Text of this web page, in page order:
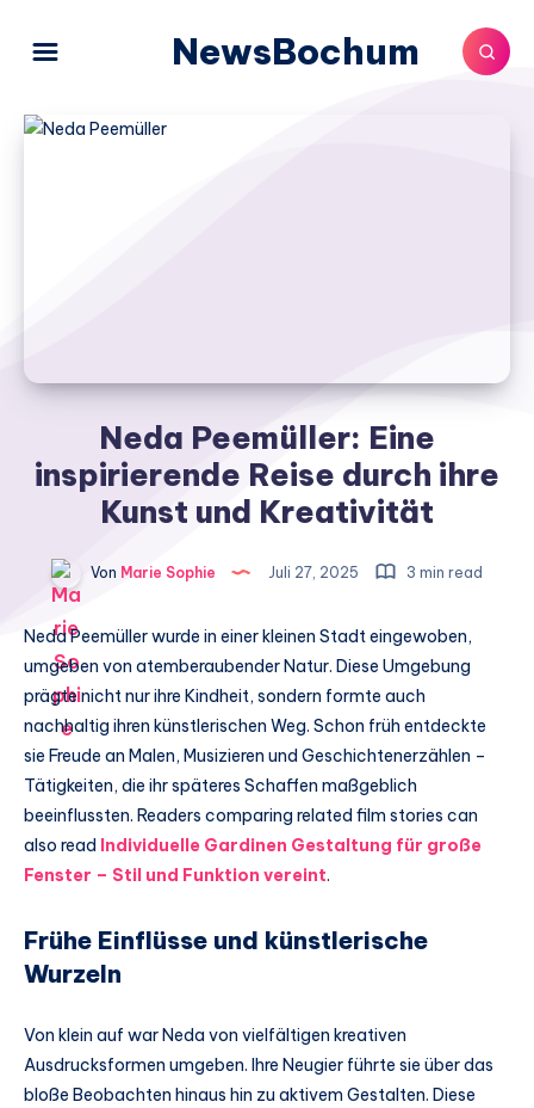
NewsBochum
Neda Peemüller: Eine
inspirierende Reise durch ihre
Kunst und Kreativität
Von Marie Sophie Juli 27, 2025 3 min read
Neda Peemüller wurde in einer kleinen Stadt eingewoben,
umgeben von atemberaubender Natur. Diese Umgebung
prägte nicht nur ihre Kindheit, sondern formte auch
nachhaltig ihren künstlerischen Weg. Schon früh entdeckte
sie Freude an Malen, Musizieren und Geschichtenerzählen –
Tätigkeiten, die ihr späteres Schaffen maßgeblich
beeinflussten. Readers comparing related film stories can
also read Individuelle Gardinen Gestaltung für große
Fenster – Stil und Funktion vereint.
Frühe Einflüsse und künstlerische
Wurzeln
Von klein auf war Neda von vielfältigen kreativen
Ausdrucksformen umgeben. Ihre Neugier führte sie über das
bloße Beobachten hinaus hin zu aktivem Gestalten. Diese